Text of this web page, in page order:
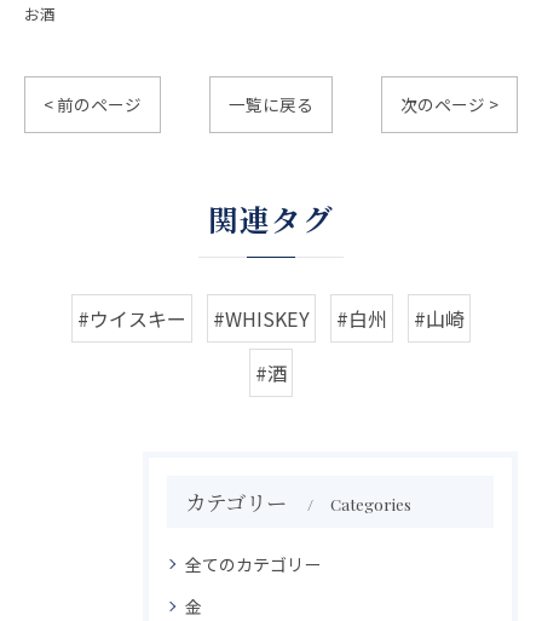
お酒
< 前のページ 一覧に戻る 次のページ >
関連タグ
#ウイスキー #WHISKEY #白州
#山崎
#酒
カテゴリー Categories
全てのカテゴリー
金